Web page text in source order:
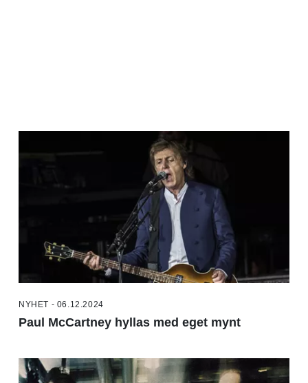
NYHET - 06.12.2024
Paul McCartney hyllas med eget mynt